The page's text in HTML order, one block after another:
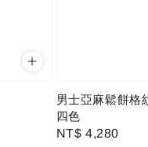
男士亞麻鬆餅格
四色
Regular
NT$ 4,280